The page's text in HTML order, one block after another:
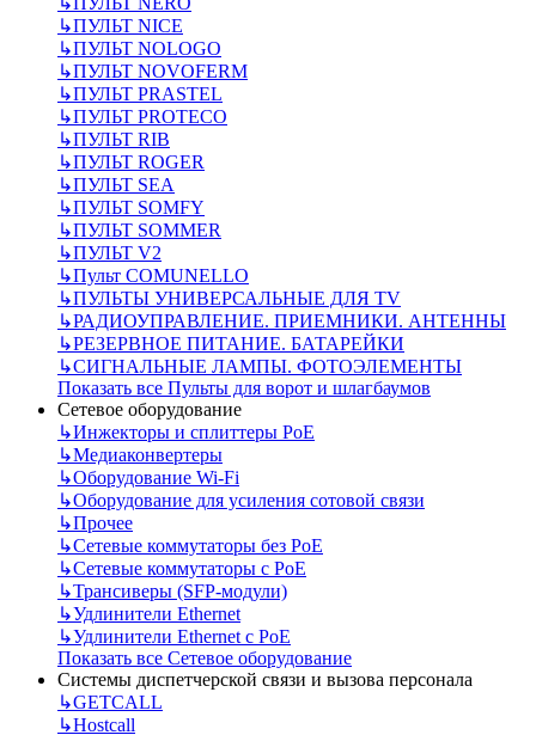
↳ПУЛЬТ NICE
↳ПУЛЬТ NOLOGO
↳ПУЛЬТ NOVOFERM
↳ПУЛЬТ PRASTEL
↳ПУЛЬТ PROTECO
↳ПУЛЬТ RIB
↳ПУЛЬТ ROGER
↳ПУЛЬТ SEA
↳ПУЛЬТ SOMFY
↳ПУЛЬТ SOMMER
↳ПУЛЬТ V2
↳Пульт СOMUNELLO
↳ПУЛЬТЫ УНИВЕРСАЛЬНЫЕ ДЛЯ TV
↳РАДИОУПРАВЛЕНИЕ. ПРИЕМНИКИ. АНТЕННЫ
↳РЕЗЕРВНОЕ ПИТАНИЕ. БАТАРЕЙКИ
↳СИГНАЛЬНЫЕ ЛАМПЫ. ФОТОЭЛЕМЕНТЫ
Показать все Пульты для ворот и шлагбаумов
Сетевое оборудование
↳Инжекторы и сплиттеры РоЕ
↳Медиаконвертеры
↳Оборудование Wi-Fi
↳Оборудование для усиления сотовой связи
↳Прочее
↳Сетевые коммутаторы без РоЕ
↳Сетевые коммутаторы с РоЕ
↳Трансиверы (SFP-модули)
↳Удлинители Ethernet
↳Удлинители Ethernet с PoE
Показать все Сетевое оборудование
Системы диспетчерской связи и вызова персонала
↳GETCALL
↳Hostcall